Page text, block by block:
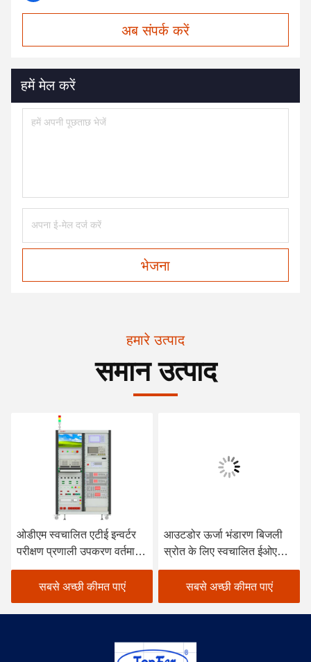
अब संपर्क करें
हमें मेल करें
भेजना
हमारे उत्पाद
समान उत्पाद
ओडीएम स्वचालित एटीई इन्वर्टर
परीक्षण प्रणाली उपकरण वर्तमान
शक्ति
सबसे अच्छी कीमत पाएं
आउटडोर ऊर्जा भंडारण बिजली
स्रोत के लिए स्वचालित ईओएल
परीक्षण उपकरण एटीई
सबसे अच्छी कीमत पाएं